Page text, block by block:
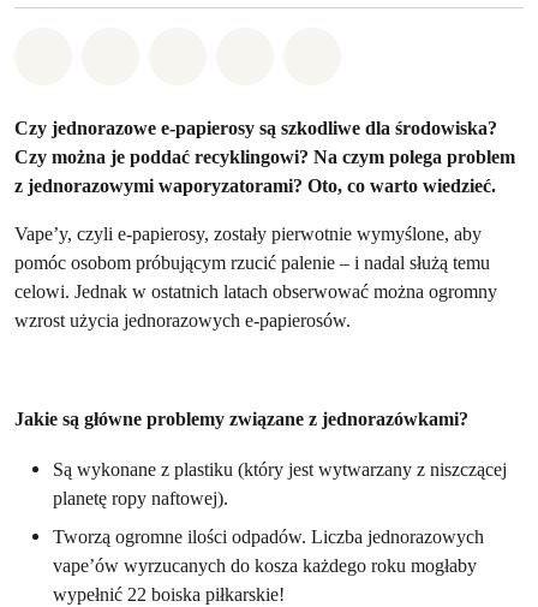
Czy jednorazowe e-papierosy są szkodliwe dla środowiska?
Czy można je poddać recyklingowi? Na czym polega problem
z jednorazowymi waporyzatorami? Oto, co warto wiedzieć.
Vape’y, czyli e-papierosy, zostały pierwotnie wymyślone, aby
pomóc osobom próbującym rzucić palenie – i nadal służą temu
celowi. Jednak w ostatnich latach obserwować można ogromny
wzrost użycia jednorazowych e-papierosów.
Jakie są główne problemy związane z jednorazówkami?
Są wykonane z plastiku (który jest wytwarzany z niszczącej
planetę ropy naftowej).
Tworzą ogromne ilości odpadów. Liczba jednorazowych
vape’ów wyrzucanych do kosza każdego roku mogłaby
wypełnić 22 boiska piłkarskie!